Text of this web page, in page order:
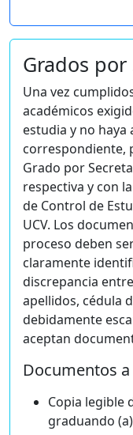
Grados por
Una vez
académicos
estudia y no
correspondiente,
Grado por
respectiva y con
de Control de
UCV. Los
proceso deben
claramente
discrepancia
apellidos, cédula
debidamente
aceptan
Documentos
Copia legible
graduando